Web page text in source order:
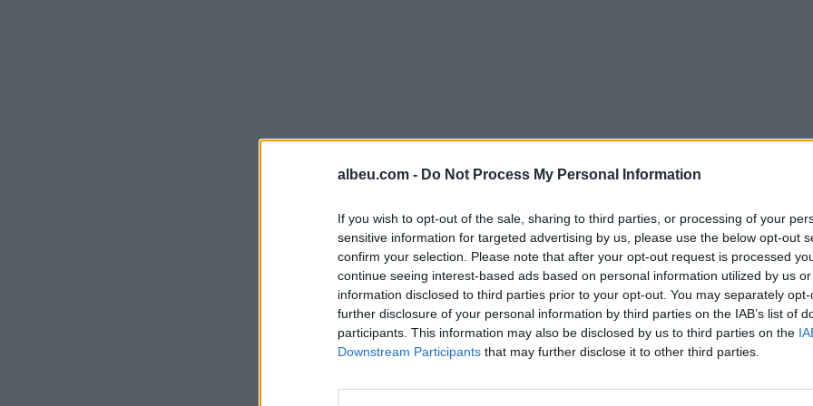
albeu.com - Do Not Process My Personal Information
If you wish to opt-out of the sale, sharing to third parties, or processing of your
sensitive information for targeted advertising by us, please use the below opt-out
confirm your selection. Please note that after your opt-out request is processed
continue seeing interest-based ads based on personal information utilized by us
information disclosed to third parties prior to your opt-out. You may separately
further disclosure of your personal information by third parties on the IAB’s list of
participants. This information may also be disclosed by us to third parties on the
Downstream Participants that may further disclose it to other third parties.